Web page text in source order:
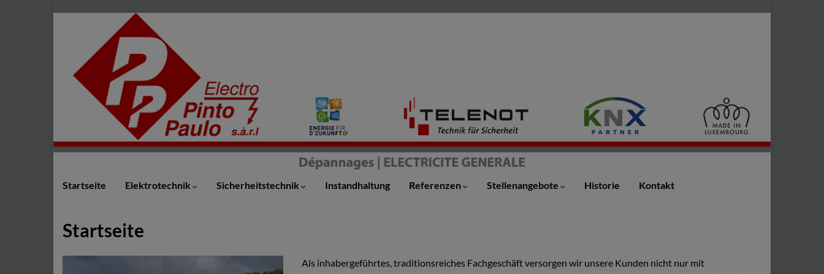
Startseite Elektrotechnik Sicherheitstechnik Instandhaltung Referenzen Stellenangebote Historie Kontakt
Startseite
Als inhabergeführtes, traditionsreiches Fachgeschäft versorgen wir unsere Kunden nicht nur mit